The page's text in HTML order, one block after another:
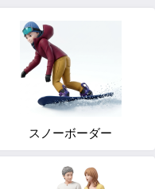
スノーボーダー